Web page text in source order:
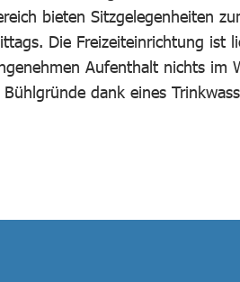
bieten Sitzgelegenheiten
Die Freizeiteinrichtung ist
Aufenthalt nichts im
dank eines